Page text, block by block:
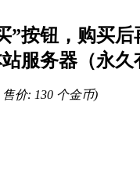
”按钮，购买
服务器（永
售价: 130 个金币)